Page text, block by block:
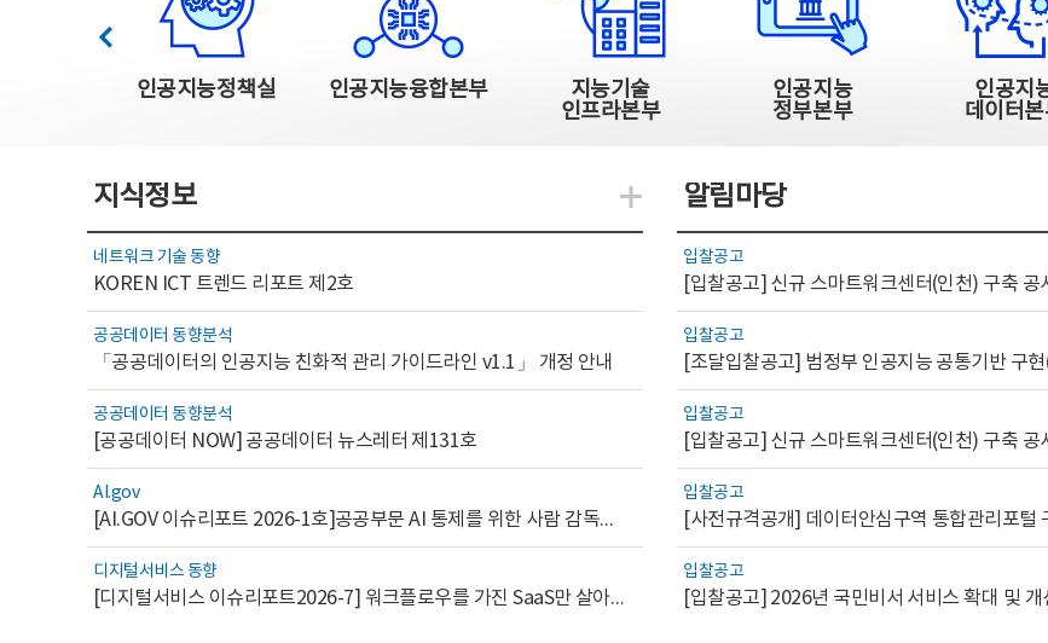
인공지능정책실 인공지능융합본부
지능기술
인프라본부
인공지능
정부본부
인공지
데이터
이전
지식정보
네트워크 기술 동향
KOREN ICT 트렌드 리포트 제2호
공공데이터 동향분석
「공공데이터의 인공지능 친화적 관리 가이드라인 v1.1」 개정 안내
공공데이터 동향분석
[공공데이터 NOW] 공공데이터 뉴스레터 제131호
AI.gov
[AI.GOV 이슈리포트 2026-1호]공공부문 AI 통제를 위한 사람 감독의 해외 사례 분석 및 시사점
디지털서비스 동향
[디지털서비스 이슈리포트2026-7] 워크플로우를 가진 SaaS만 살아남는다
지식관련 더보기
알림마당
입찰공고
[입찰공고] 신규 스마트워크센터(인천) 구축 공
입찰공고
[조달입찰공고] 범정부 인공지능 공통기반 구
입찰공고
[입찰공고] 신규 스마트워크센터(인천) 구축 공
입찰공고
입찰공고
[입찰공고] 2026년 국민비서 서비스 확대 및